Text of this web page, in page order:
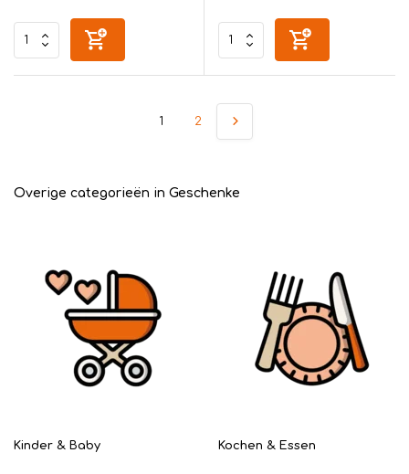
1 2
Overige categorieën in Geschenke
Kinder & Baby Kochen & Essen